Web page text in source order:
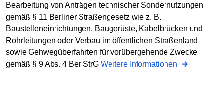
Bearbeitung von Anträgen technischer Sondernutzungen
gemäß § 11 Berliner Straßengesetz wie z. B.
Baustelleneinrichtungen, Baugerüste, Kabelbrücken und
Rohrleitungen oder Verbau im öffentlichen Straßenland
sowie Gehwegüberfahrten für vorübergehende Zwecke
gemäß § 9 Abs. 4 BerlStrG Weitere Informationen